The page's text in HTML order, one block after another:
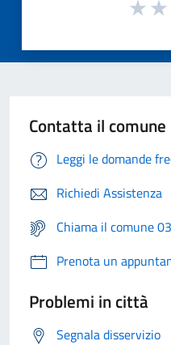
Contatta il comune
Leggi le domande
Richiedi Assistenza
Chiama il comune
Prenota un
Problemi in città
Segnala disservizio